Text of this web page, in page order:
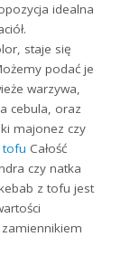
idealna
staje się
podać je
warzywa,
cebula, oraz
majonez czy
tofu Całość
czy natka
z tofu jest